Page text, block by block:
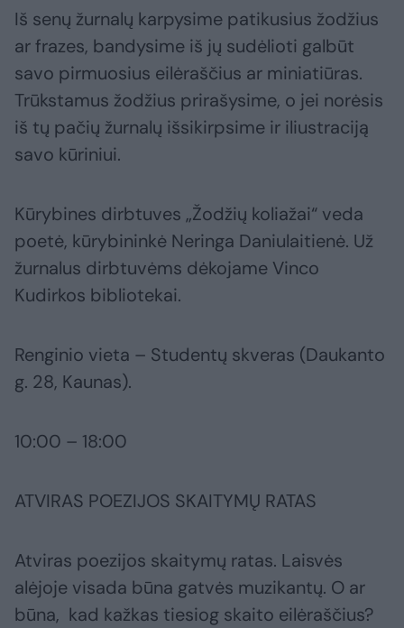
Iš senų žurnalų karpysime patikusius žodžius
ar frazes, bandysime iš jų sudėlioti galbūt
savo pirmuosius eilėraščius ar miniatiūras.
Trūkstamus žodžius prirašysime, o jei norėsis
iš tų pačių žurnalų išsikirpsime ir iliustraciją
savo kūriniui.
Kūrybines dirbtuves „Žodžių koliažai“ veda
poetė, kūrybininkė Neringa Daniulaitienė. Už
žurnalus dirbtuvėms dėkojame Vinco
Kudirkos bibliotekai.
Renginio vieta – Studentų skveras (Daukanto
g. 28, Kaunas).
10:00 – 18:00
ATVIRAS POEZIJOS SKAITYMŲ RATAS
Atviras poezijos skaitymų ratas. Laisvės
alėjoje visada būna gatvės muzikantų. O ar
būna, kad kažkas tiesiog skaito eilėraščius?